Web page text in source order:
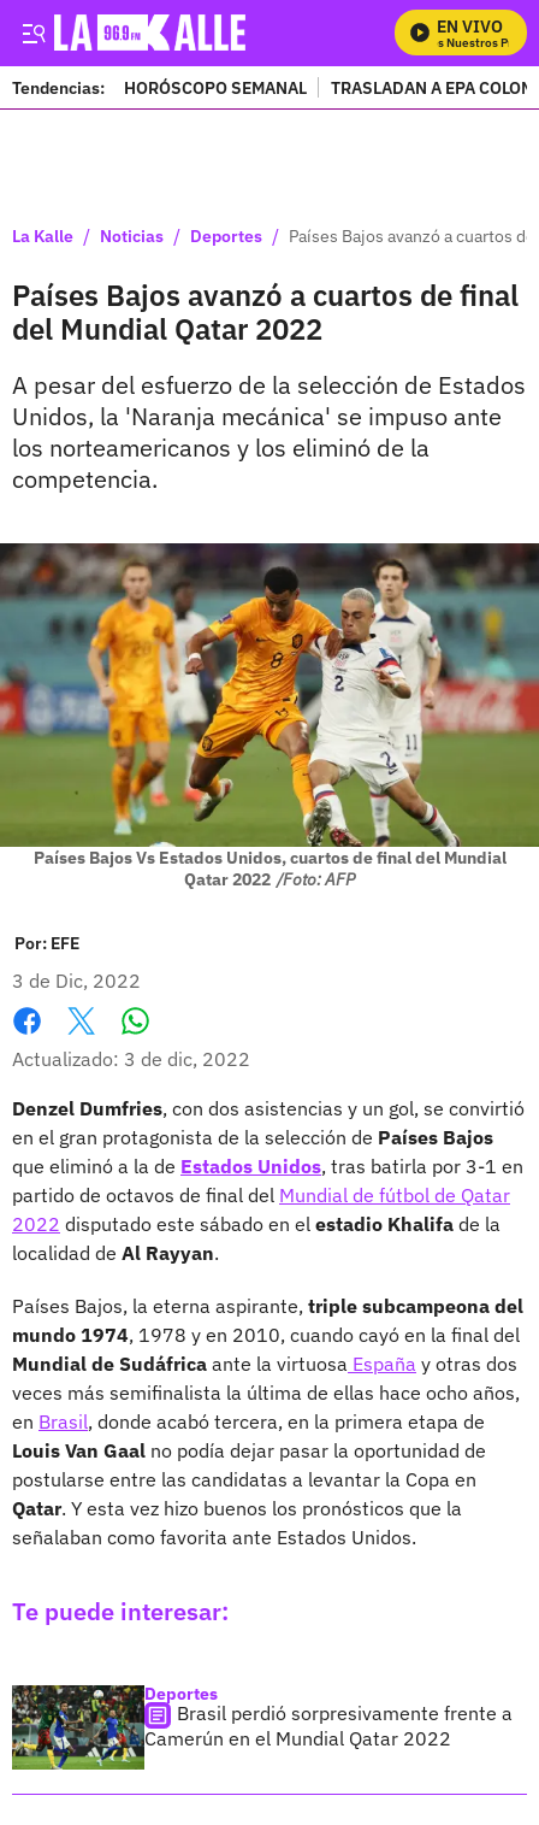
EN VIVO
Mira Todos Nuestros
Tendencias: HORÓSCOPO SEMANAL TRASLADAN A EPA
La Kalle / Noticias / Deportes / Países Bajos avanzó a cuartos
Países Bajos avanzó a cuartos de final
del Mundial Qatar 2022
A pesar del esfuerzo de la selección de Estados
Unidos, la 'Naranja mecánica' se impuso ante
los norteamericanos y los eliminó de la
competencia.
Países Bajos Vs Estados Unidos, cuartos de final del Mundial
Qatar 2022 /Foto: AFP
Por: EFE
3 de Dic, 2022
Facebook
X
Actualizado: 3 de dic, 2022
Denzel Dumfries, con dos asistencias y un gol, se convirtió
en el gran protagonista de la selección de Países Bajos
que eliminó a la de Estados Unidos, tras batirla por 3-1 en
partido de octavos de final del Mundial de fútbol de Qatar
2022 disputado este sábado en el estadio Khalifa de la
localidad de Al Rayyan.
Países Bajos, la eterna aspirante, triple subcampeona del
mundo 1974, 1978 y en 2010, cuando cayó en la final del
Mundial de Sudáfrica ante la virtuosa España y otras dos
veces más semifinalista la última de ellas hace ocho años,
en Brasil, donde acabó tercera, en la primera etapa de
Louis Van Gaal no podía dejar pasar la oportunidad de
postularse entre las candidatas a levantar la Copa en
Qatar. Y esta vez hizo buenos los pronósticos que la
señalaban como favorita ante Estados Unidos.
Te puede interesar:
Deportes
Brasil perdió sorpresivamente frente a
Camerún en el Mundial Qatar 2022